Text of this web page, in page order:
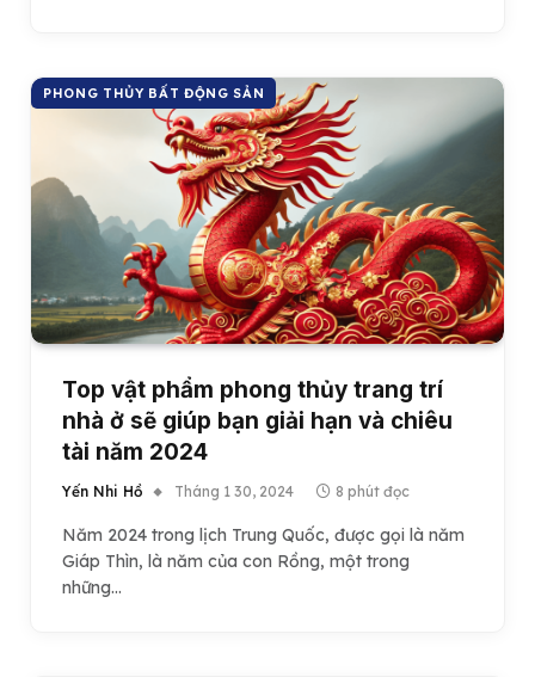
PHONG THỦY BẤT ĐỘNG SẢN
Top vật phẩm phong thủy trang trí
nhà ở sẽ giúp bạn giải hạn và chiêu
tài năm 2024
Yến Nhi Hồ Tháng 1 30, 2024 8 phút đọc
Năm 2024 trong lịch Trung Quốc, được gọi là năm
Giáp Thìn, là năm của con Rồng, một trong
những…